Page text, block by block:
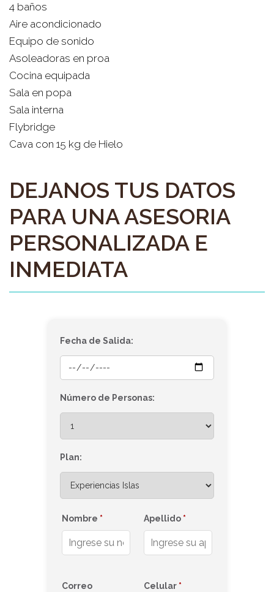
4 baños
Aire acondicionado
Equipo de sonido
Asoleadoras en proa
Cocina equipada
Sala en popa
Sala interna
Flybridge
Cava con 15 kg de Hielo
DEJANOS TUS DATOS
PARA UNA ASESORIA
PERSONALIZADA E
INMEDIATA
Fecha de Salida:
Número de Personas:
Plan:
Nombre * Apellido *
Correo Celular *